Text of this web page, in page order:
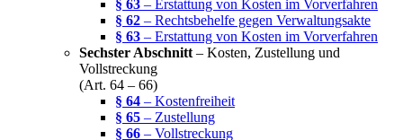
§ 63 – Erstattung von Kosten im Vorverfahren
§ 62 – Rechtsbehelfe gegen Verwaltungsakte
§ 63 – Erstattung von Kosten im Vorverfahren
Sechster Abschnitt – Kosten, Zustellung und
Vollstreckung
(Art. 64 – 66)
§ 64 – Kostenfreiheit
§ 65 – Zustellung
§ 66 – Vollstreckung